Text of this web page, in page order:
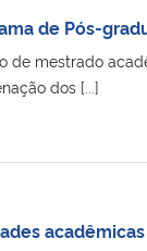
de Pós-
de mestrado
dos [...]